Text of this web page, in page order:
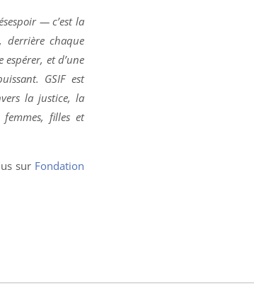
— c’est la
derrière chaque
et d’une
GSIF est
la justice, la
filles et
sur Fondation